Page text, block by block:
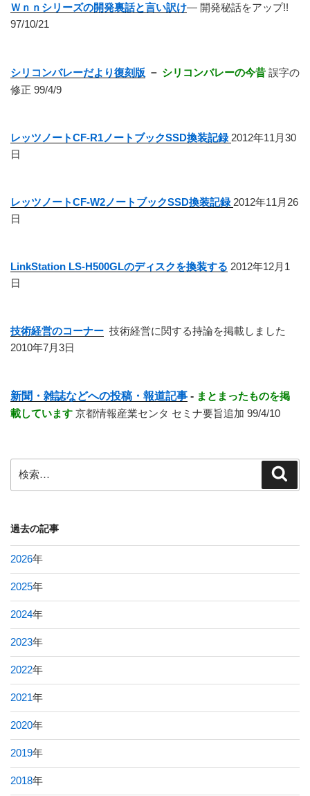
Ｗｎｎシリーズの開発裏話と言い訳け― 開発秘話をアップ!!
97/10/21
シリコンバレーだより復刻版 － シリコンバレーの今昔 誤字の
修正 99/4/9
レッツノートCF-R1ノートブックSSD換装記録 2012年11月30
日
レッツノートCF-W2ノートブックSSD換装記録 2012年11月26
日
LinkStation LS-H500GLのディスクを換装する 2012年12月1
日
技術経営のコーナー 技術経営に関する持論を掲載しました
2010年7月3日
新聞・雑誌などへの投稿・報道記事 - まとまったものを掲
載しています 京都情報産業センタ セミナ要旨追加 99/4/10
索:
過去の記事
2026年
2025年
2024年
2023年
2022年
2021年
2020年
2019年
2018年